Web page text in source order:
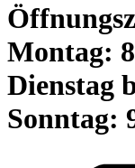
Montag:
Dienstag
Sonntag: